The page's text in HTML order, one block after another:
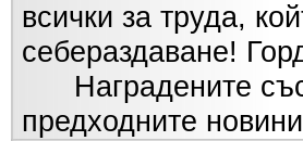
всички за труда,
себераздаване!
Наградените
предходните